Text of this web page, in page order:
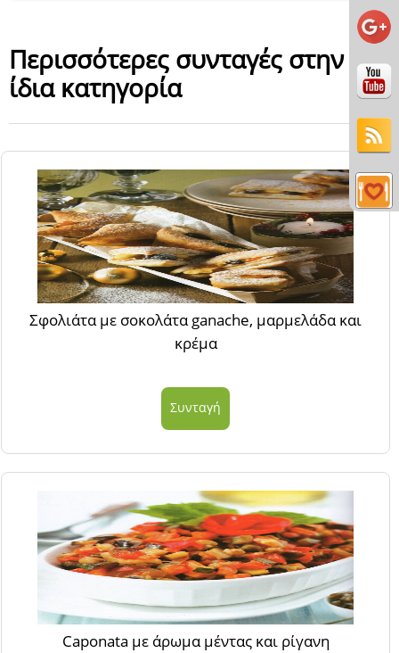
Περισσότερες συνταγές στην
ίδια κατηγορία
Σφολιάτα με σοκολάτα ganache, μαρμελάδα και
κρέμα
Συνταγή
Caponata με άρωμα μέντας και ρίγανη